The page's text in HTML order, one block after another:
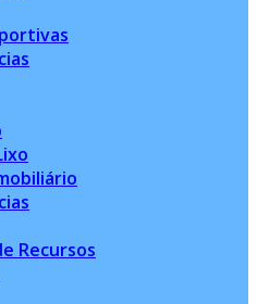
Recursos